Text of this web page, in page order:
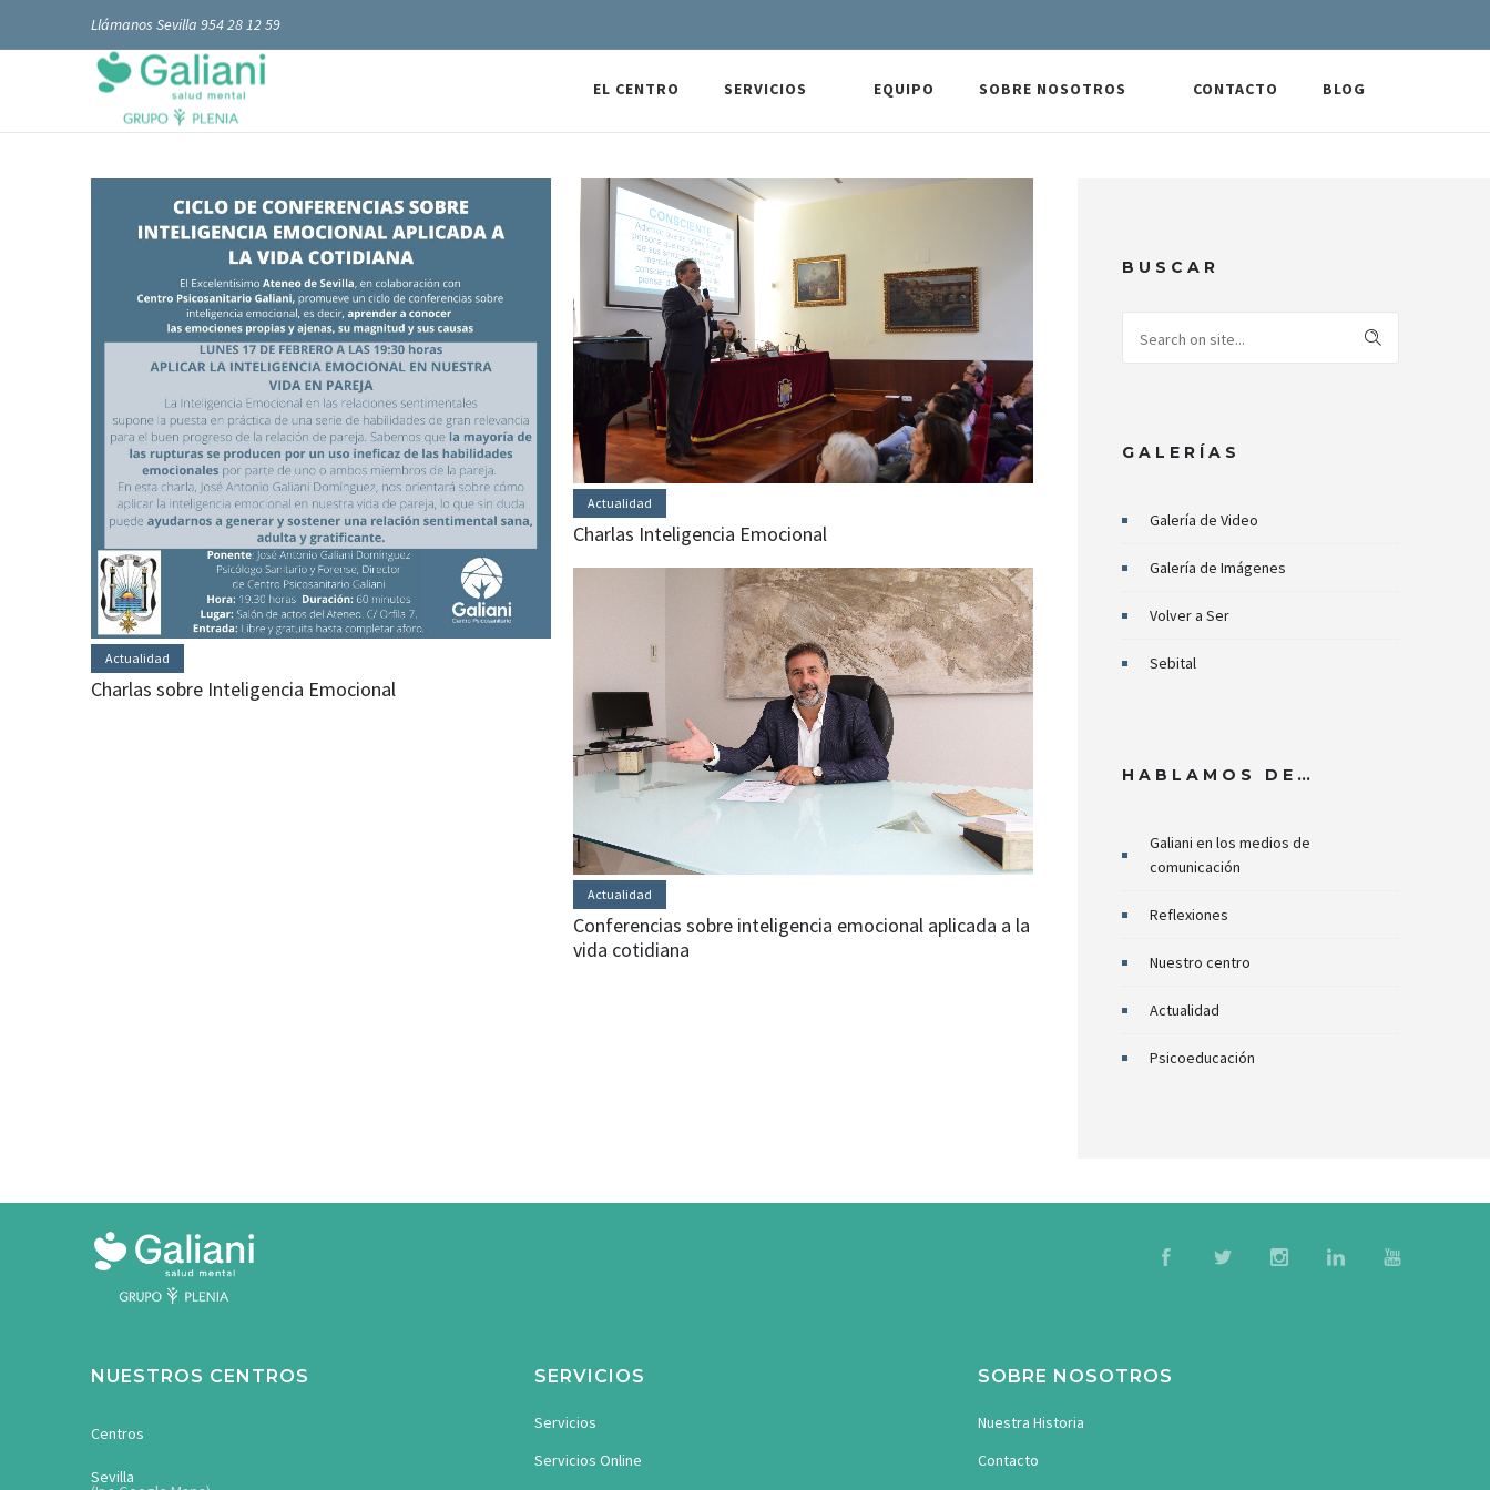
Llámanos Sevilla 954 28 12 59
EL CENTRO SERVICIOS EQUIPO SOBRE NOSOTROS CONTACTO BLOG
Actualidad
Charlas sobre Inteligencia Emocional
Actualidad
Charlas Inteligencia Emocional
Actualidad
Conferencias sobre inteligencia emocional aplicada a la
vida cotidiana
BUSCAR
GALERÍAS
Galería de Video
Galería de Imágenes
Volver a Ser
Sebital
HABLAMOS DE…
Galiani en los medios de
comunicación
Reflexiones
Nuestro centro
Actualidad
Psicoeducación
NUESTROS CENTROS
Centros
Sevilla
SERVICIOS
Servicios
Servicios Online
SOBRE NOSOTROS
Nuestra Historia
Contacto